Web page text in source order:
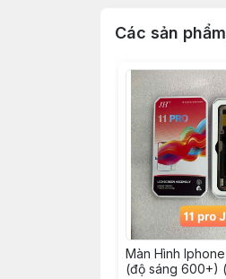
Các sản
Màn Hình
(độ sáng 600+)